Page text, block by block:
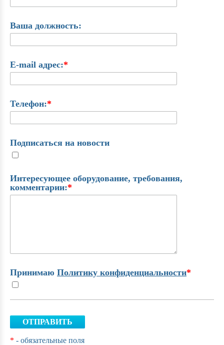
Ваша должность:
E-mail адрес:*
Телефон:*
Подписаться на новости
Интересующее оборудование, требования,
комментарии:*
Принимаю Политику конфиденциальности*
ОТПРАВИТЬ
* - обязательные поля